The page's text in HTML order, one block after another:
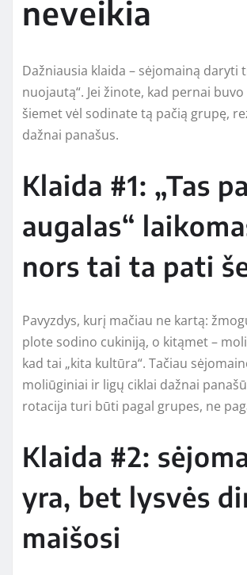
neveikia
Dažniausia klaida – sėjomainą daryti
nuojautą“. Jei žinote, kad pernai
šiemet vėl sodinate tą pačią grupę,
dažnai panašus.
Klaida #1: „Tas
augalas“
nors tai ta pati
Pavyzdys, kurį mačiau ne kartą:
plote sodino cukiniją, o kitąmet –
kad tai „kita kultūra“. Tačiau
moliūginiai ir ligų ciklai dažnai
rotacija turi būti pagal grupes, ne
Klaida #2:
yra, bet lysvės
maišosi